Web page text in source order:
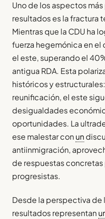
Uno de los aspectos
resultados es la fractura
Mientras que la CDU ha
fuerza hegemónica en el
el este, superando el
antigua RDA. Esta
históricos y
reunificación, el este
desigualdades
oportunidades. La
ese malestar con un
antiinmigración,
de respuestas
progresistas.
Desde la perspectiva de
resultados representan